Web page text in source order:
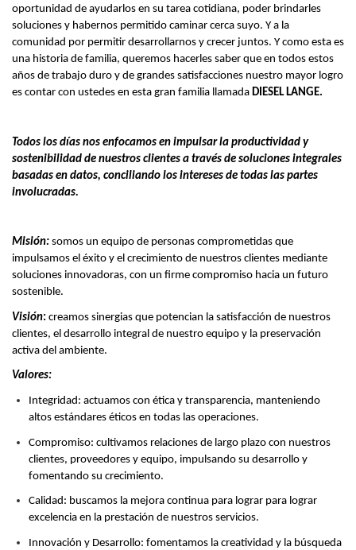
oportunidad de ayudarlos en su tarea cotidiana, poder brindarles
soluciones y habernos permitido caminar cerca suyo. Y a la
comunidad por permitir desarrollarnos y crecer juntos. Y como esta es
una historia de familia, queremos hacerles saber que en todos estos
años de trabajo duro y de grandes satisfacciones nuestro mayor logro
es contar con ustedes en esta gran familia llamada DIESEL LANGE.
Todos los días nos enfocamos en impulsar la productividad y
sostenibilidad de nuestros clientes a través de soluciones integrales
basadas en datos, conciliando los intereses de todas las partes
involucradas.
Misión: somos un equipo de personas comprometidas que
impulsamos el éxito y el crecimiento de nuestros clientes mediante
soluciones innovadoras, con un firme compromiso hacia un futuro
sostenible.
Visión: creamos sinergias que potencian la satisfacción de nuestros
clientes, el desarrollo integral de nuestro equipo y la preservación
activa del ambiente.
Valores:
Integridad: actuamos con ética y transparencia, manteniendo
altos estándares éticos en todas las operaciones.
Compromiso: cultivamos relaciones de largo plazo con nuestros
clientes, proveedores y equipo, impulsando su desarrollo y
fomentando su crecimiento.
Calidad: buscamos la mejora continua para lograr para lograr
excelencia en la prestación de nuestros servicios.
Innovación y Desarrollo: fomentamos la creatividad y la búsqueda